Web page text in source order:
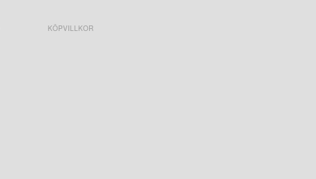
KÖPVILLKOR